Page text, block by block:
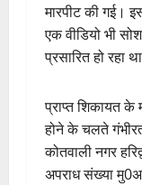
मारपीट की गई।
एक वीडियो भी
प्रसारित हो रहा
प्राप्त शिकायत
होने के चलते
कोतवाली नगर
अपराध संख्या